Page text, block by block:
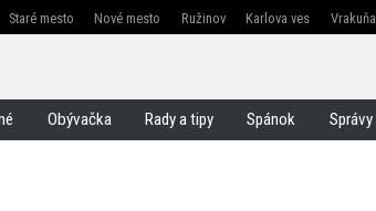
Staré mesto Nové mesto Ružinov Karlova ves Vrakuňa
Obývačka Rady a tipy Spánok Správy